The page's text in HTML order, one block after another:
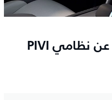
الأسئلة المتداولة عن نظامي PIVI